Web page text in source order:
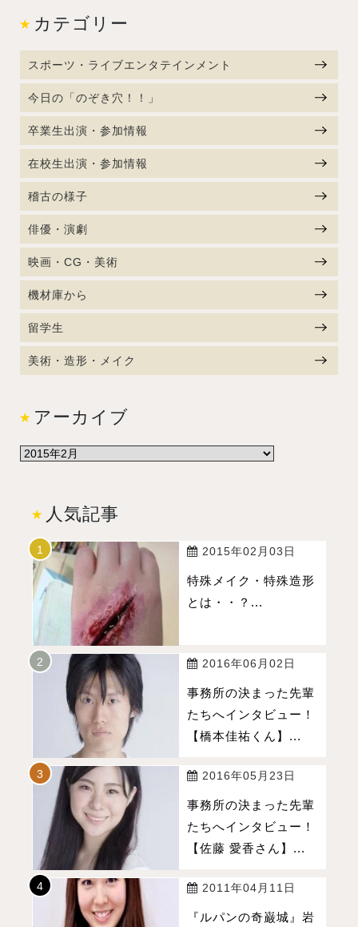
カテゴリー
スポーツ・ライブエンタテインメント
今日の「のぞき穴！！」
卒業生出演・参加情報
在校生出演・参加情報
稽古の様子
俳優・演劇
映画・CG・美術
機材庫から
留学生
美術・造形・メイク
アーカイブ
人気記事
2015年02月03日
特殊メイク・特殊造形
とは・・？...
2016年06月02日
事務所の決まった先輩
たちへインタビュー！
【橋本佳祐くん】...
2016年05月23日
事務所の決まった先輩
たちへインタビュー！
【佐藤 愛香さん】...
2011年04月11日
『ルパンの奇巌城』岩